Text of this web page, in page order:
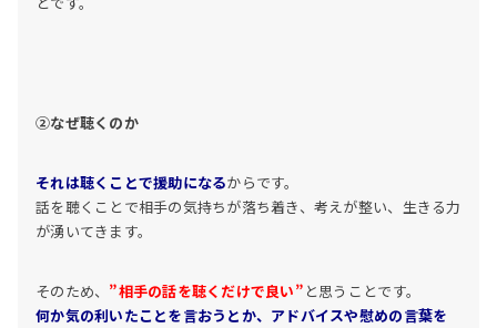
②なぜ聴くのか
それは聴くことで援助になるからです。
話を聴くことで相手の気持ちが落ち着き、考えが整い、生きる力
が湧いてきます。
そのため、 ”相手の話を聴くだけで良い” と思うことです。
何か気の利いたことを言おうとか、アドバイスや慰めの言葉を